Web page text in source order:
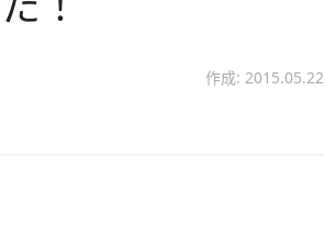
作成: 2015.05.22